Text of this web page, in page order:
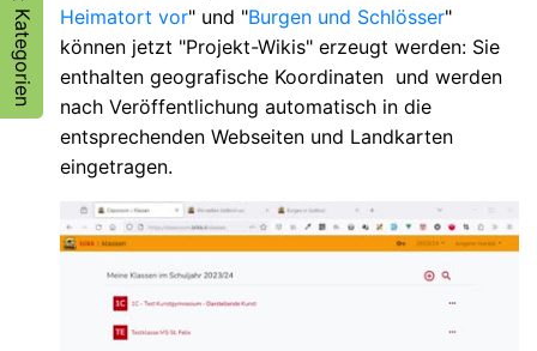
Kategorien
Heimatort vor" und "Burgen und Schlösser"
können jetzt "Projekt-Wikis" erzeugt werden: Sie
enthalten geografische Koordinaten und werden
nach Veröffentlichung automatisch in die
entsprechenden Webseiten und Landkarten
eingetragen.